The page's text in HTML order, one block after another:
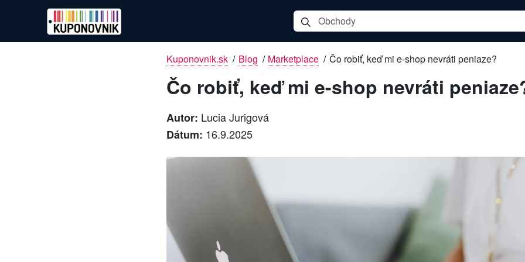
Kuponovnik.sk / Blog / Marketplace / Čo robiť, keď mi e-shop nevráti peniaze?
Čo robiť, keď mi e-shop nevráti
Autor: Lucia Jurigová
Dátum: 16.9.2025